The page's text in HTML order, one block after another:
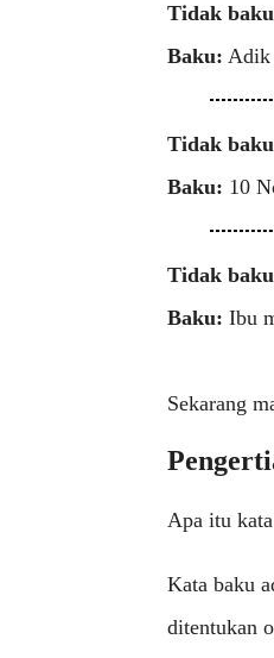
Tidak
Baku: Adik
Tidak
Baku: 10
Tidak
Baku: Ibu
Sekarang
Apa itu
Kata baku
ditentukan